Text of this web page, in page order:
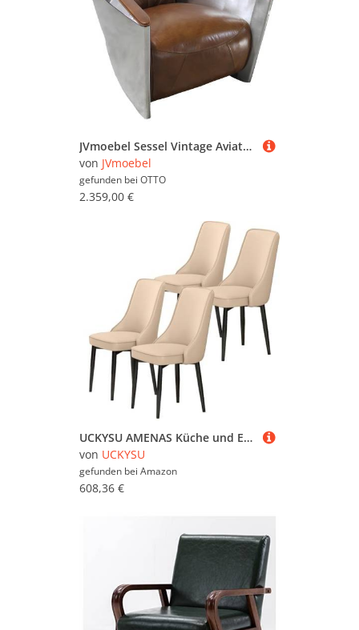
JVmoebel Sessel Vintage Aviator Loungesessel aus braunem Leder mit Edelstahlfüßen (Sessel), Made in Europa
von JVmoebel
gefunden bei OTTO
2.359,00 €
UCKYSU AMENAS Küche und Esszimmer Stühle Esszimmermöbelstühle 4er Set Wasserdichter Loungesessel PU Leder Mit Füßen Kohlenstoffstahl Wohnzimmer Und Küche(Beige)
von UCKYSU
gefunden bei Amazon
608,36 €